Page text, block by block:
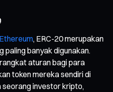
Ethereum, ERC-20 merupakan
paling banyak digunakan.
aturan bagi para
token mereka sendiri di
seorang investor kripto,